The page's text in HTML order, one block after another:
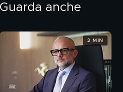
Guarda anche
2 MIN